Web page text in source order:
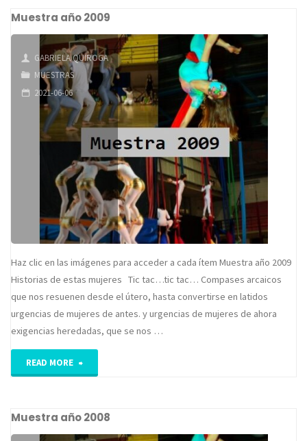
2010"
Muestra año 2009
GABRIELA QUIROGA
MUESTRAS
2021-06-06
Haz clic en las imágenes para acceder a cada ítem Muestra año 2009
Historias de estas mujeres Tic tac…tic tac… Compases arcaicos
que nos resuenen desde el útero, hasta convertirse en latidos
urgencias de mujeres de antes. y urgencias de mujeres de ahora
exigencias heredadas, que se nos …
READ MORE "Muestra
2009"
Muestra año 2008